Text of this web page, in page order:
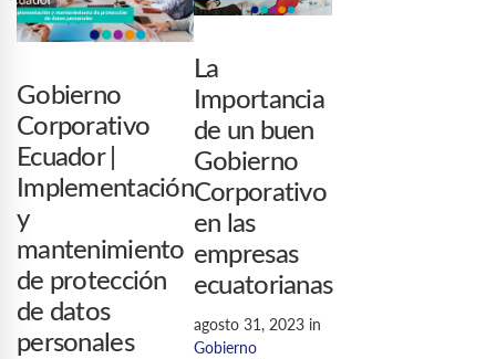
Gobierno
Corporativo
Ecuador |
Implementación
y
mantenimiento
de protección
de datos
personales
La
Importancia
de un buen
Gobierno
Corporativo
en las
empresas
ecuatorianas
agosto 31, 2023in
Gobierno